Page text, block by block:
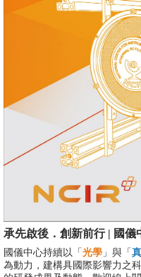
承先啟後．創新前行 | 國儀
國儀中心持續以「光學 」與「
為動力，建構具國際影響力之